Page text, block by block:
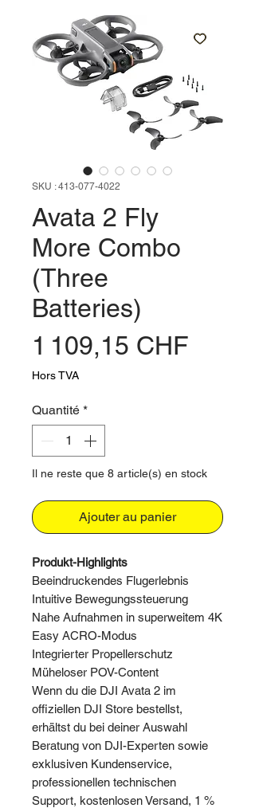
SKU : 413-077-4022
Avata 2 Fly
More Combo
(Three
Batteries)
1 109,15 CHF
Hors TVA
Quantité *
Il ne reste que 8 article(s) en stock
Ajouter au panier
Produkt-Highlights
Beeindruckendes Flugerlebnis
Intuitive Bewegungssteuerung
Nahe Aufnahmen in superweitem 4K
Easy ACRO-Modus
Integrierter Propellerschutz
Müheloser POV-Content
Wenn du die DJI Avata 2 im
offiziellen DJI Store bestellst,
erhältst du bei deiner Auswahl
Beratung von DJI-Experten sowie
exklusiven Kundenservice,
professionellen technischen
Support, kostenlosen Versand, 1 %